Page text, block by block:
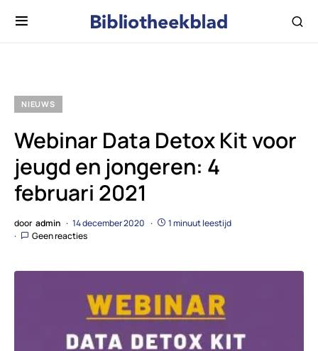
NIEUWS
Webinar Data Detox Kit voor
jeugd en jongeren: 4
februari 2021
door admin 14 december 2020
1 minuut leestijd
Geen reacties